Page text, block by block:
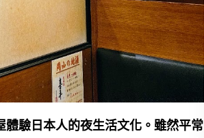
驗日本人的夜生活文化。雖然平常